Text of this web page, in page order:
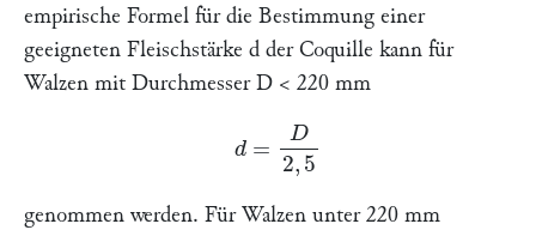
empirische Formel für die Bestimmung einer
geeigneten Fleischstärke d der Coquille kann für
Walzen mit Durchmesser D < 220 mm
2,5
genommen werden. Für Walzen unter 220 mm